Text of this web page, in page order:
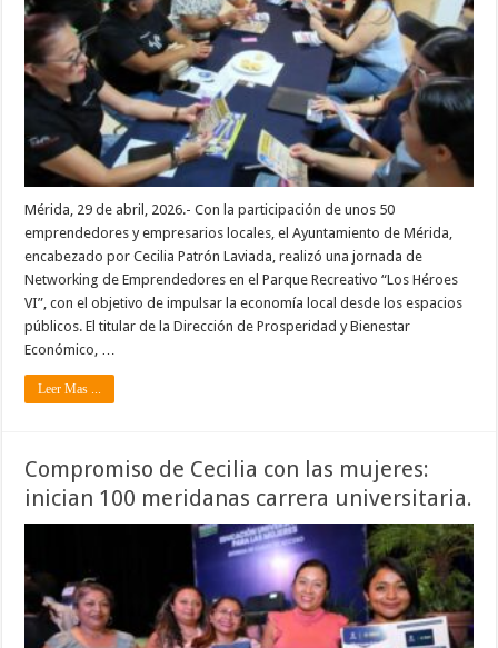
Mérida, 29 de abril, 2026.- Con la participación de unos 50
emprendedores y empresarios locales, el Ayuntamiento de Mérida,
encabezado por Cecilia Patrón Laviada, realizó una jornada de
Networking de Emprendedores en el Parque Recreativo “Los Héroes
VI”, con el objetivo de impulsar la economía local desde los espacios
públicos. El titular de la Dirección de Prosperidad y Bienestar
Económico, …
Leer Mas ...
Compromiso de Cecilia con las mujeres:
inician 100 meridanas carrera universitaria.